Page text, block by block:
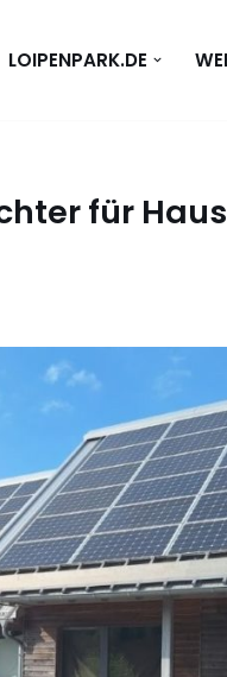
LOIPENPARK.DE
für